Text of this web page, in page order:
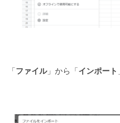
「 ファイル」から「 インポート